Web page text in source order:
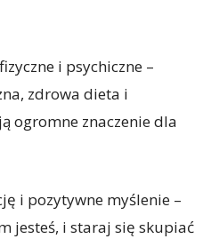
i psychiczne –
zdrowa dieta i
ogromne znaczenie dla
i pozytywne myślenie –
jesteś, i staraj się skupiać